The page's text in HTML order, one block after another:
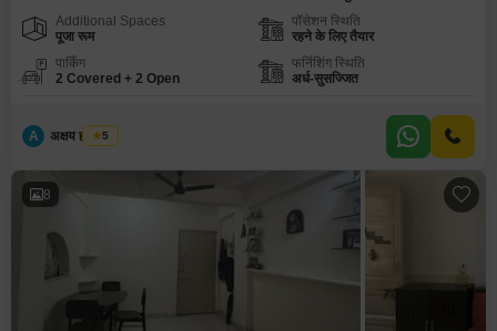
Additional Spaces
पूजा रूम
पॉसेशन स्थिति
रहने के लिए तैयार
पार्किंग
2 Covered + 2 Open
फर्निशिंग स्थिति
अर्ध-सुसज्जित
A अक्षय ह पाटील
5
8